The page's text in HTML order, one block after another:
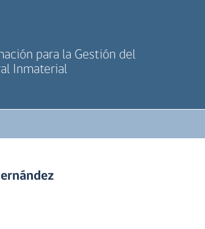
para la Gestión del
Inmaterial